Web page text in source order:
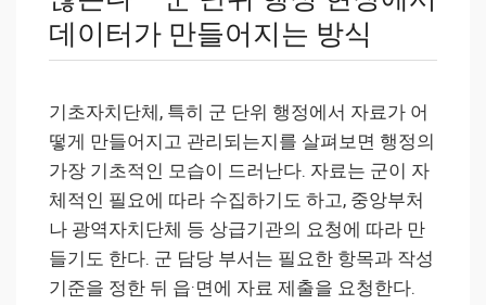
데이터가 만들어지는 방식
기초자치단체, 특히 군 단위 행정에서 자료가 어
떻게 만들어지고 관리되는지를 살펴보면 행정의
가장 기초적인 모습이 드러난다. 자료는 군이 자
체적인 필요에 따라 수집하기도 하고, 중앙부처
나 광역자치단체 등 상급기관의 요청에 따라 만
들기도 한다. 군 담당 부서는 필요한 항목과 작성
기준을 정한 뒤 읍·면에 자료 제출을 요청한다.